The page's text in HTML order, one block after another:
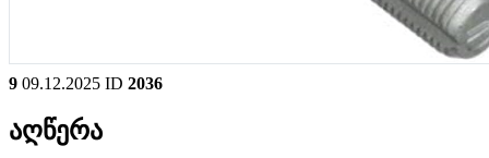
9 09.12.2025 ID 2036
აღწერა